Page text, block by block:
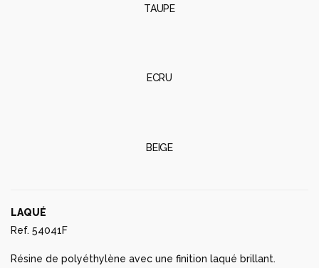
TAUPE
ECRU
BEIGE
LAQUÉ
Ref. 54041F
Résine de polyéthylène avec une finition laqué brillant.